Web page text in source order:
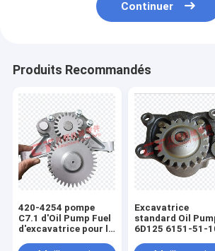
Continuer
Produits Recommandés
420-4254 pompe
C7.1 d'Oil Pump Fuel
d'excavatrice pour le
Excavatrice
standard Oil
6D125 6151-51-